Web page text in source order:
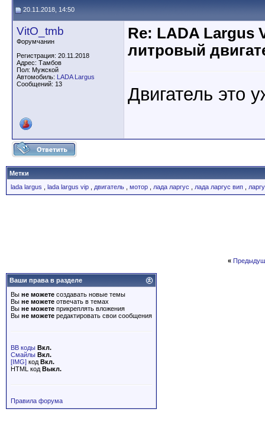
20.11.2018, 14:50
VitO_tmb
Форумчанин
Регистрация: 20.11.2018
Адрес: Тамбов
Пол: Мужской
Автомобиль: LADA Largus
Сообщений: 13
Re: LADA Largus
литровый
Двигатель это
Метки
lada largus
lada largus vip двигатель мотор лада ларгус лада ларгус вип
«
Ваши права в разделе
Вы не можете создавать новые темы
Вы не можете отвечать в темах
Вы не можете прикреплять вложения
Вы не можете редактировать свои сообщения
BB коды Вкл.
Смайлы Вкл.
[IMG] код Вкл.
HTML код Выкл.
Правила форума